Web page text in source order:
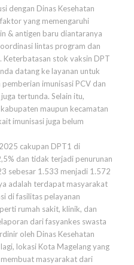
dengan Dinas Kesehatan
yang memengaruhi
& antigen baru diantaranya
lintas program dan
stok vaksin DPT
datang ke layanan untuk
imunisasi PCV dan
tertunda. Selain itu,
maupun kecamatan
imunisasi juga belum
cakupan DPT1 di
dan tidak terjadi penurunan
sebesar 1.533 menjadi 1.572
adalah terdapat masyarakat
di fasilitas pelayanan
rumah sakit, klinik, dan
dari fasyankes swasta
oleh Dinas Kesehatan
lokasi Kota Magelang yang
masyarakat dari